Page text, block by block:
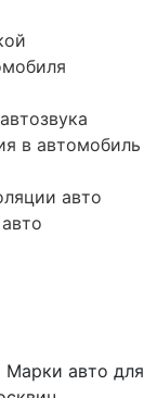
в автомобиль
авто
Марки авто для